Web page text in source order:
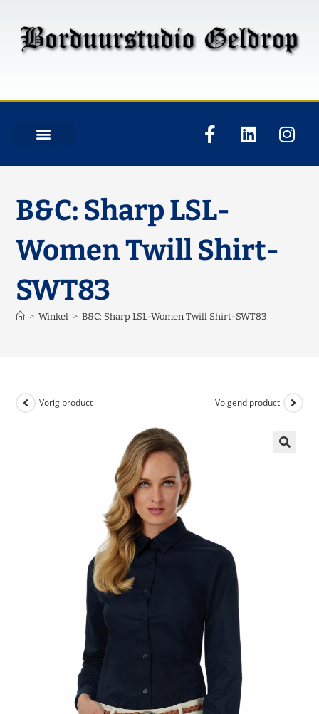
B&C: Sharp LSL-
Women Twill Shirt-
SWT83
> Winkel > B&C: Sharp LSL-Women Twill Shirt-SWT83
Vorig product Volgend product